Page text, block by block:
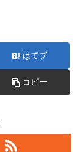
はてブ
コピー